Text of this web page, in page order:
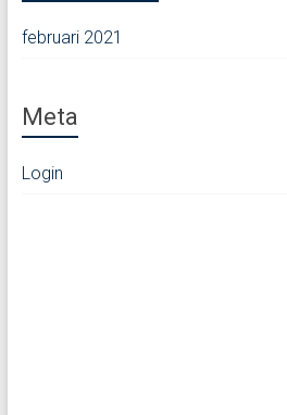
februari 2021
Meta
Login